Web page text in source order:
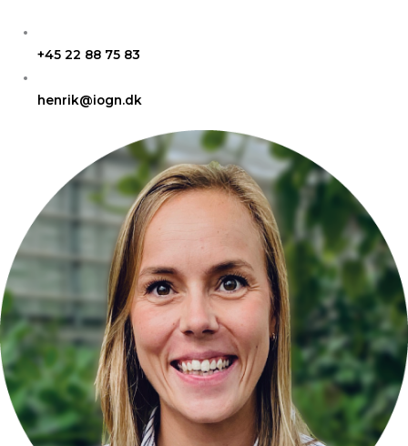
+45 22 88 75 83
henrik@iogn.dk